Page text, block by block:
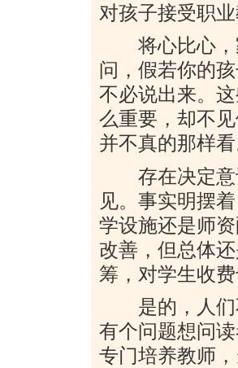
对孩子接受职
将心比心，
问，假若你的
不必说出来。
么重要，却不
并不真的那样
存在决定意
见。事实明摆
学设施还是师
改善，但总体
筹，对学生收
是的，人们
有个问题想问
专门培养教师